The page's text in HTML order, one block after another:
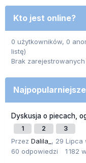
Kto jest online?
0 użytkowników, 0
listę)
Brak
Najpopularniejsze
Dyskusja o piecach,
1 2 3
Przez Dalila_ , 29 Lipca
60 odpowiedzi 1 182